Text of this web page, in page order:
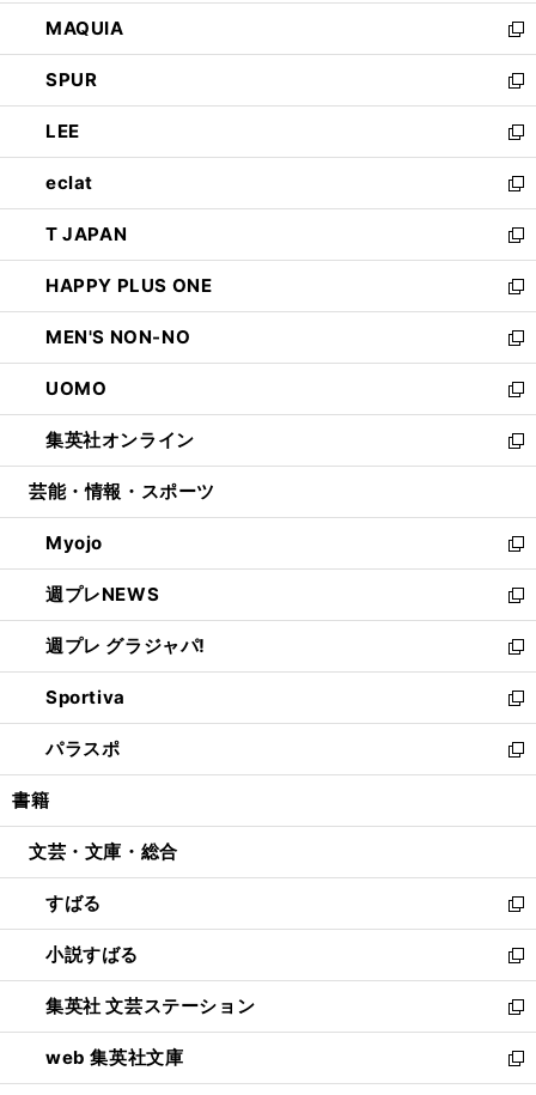
ン
ド
ウ
で
開
く
ウ
ィ
ン
ド
ウ
で
開
く
し
い
ウ
ィ
ン
ド
ウ
で
開
く
MAQUIA
新
し
い
ウ
ィ
ン
ド
ウ
で
開
く
SPUR
新
し
い
ウ
ィ
ン
ド
ウ
で
開
く
LEE
新
し
い
ウ
ィ
ン
ド
ウ
で
開
く
eclat
新
し
い
ウ
ィ
ン
ド
ウ
で
開
く
T JAPAN
新
し
い
ウ
ィ
ン
ド
ウ
で
開
HAPPY PLUS ONE
新
し
い
ウ
ィ
ン
ド
ウ
開
く
MEN'S NON-NO
新
し
い
ウ
ィ
ン
ウ
で
開
く
UOMO
新
し
い
ウ
ン
ド
ウ
で
開
く
集英社オンライン
新
し
ウ
ィ
ン
ド
ウ
で
開
く
芸能・情報・スポーツ
Myojo
新
し
い
ウ
ィ
ン
ド
ウ
で
開
週プレNEWS
新
し
い
ウ
ィ
ン
ド
ウ
開
週プレ グラジャパ!
新
し
い
ウ
ィ
ン
ウ
開
く
Sportiva
新
し
い
ウ
ン
ウ
で
開
く
パラスポ
新
し
ウ
ン
ド
ウ
で
開
く
書籍
文芸・文庫・総合
すばる
新
し
い
ウ
ィ
ン
ド
ウ
小説すばる
新
し
い
ウ
ィ
ン
集英社 文芸ステーション
新
し
い
ウ
web 集英社文庫
新
し